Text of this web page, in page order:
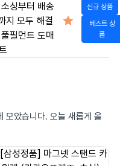
싱부터 배송
지 모두 해결
필먼트 도매
신규 상품
베스트 상
품
모았습니다. 오늘 새롭게 올